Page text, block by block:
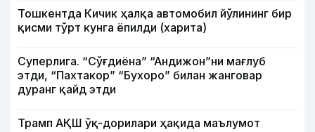
Тошкентда Кичик ҳалқа автомобил йўлининг бир
қисми тўрт кунга ёпилди (харита)
Суперлига. “Сўғдиёна” “Андижон”ни мағлуб
этди, “Пахтакор” “Бухоро” билан жанговар
дуранг қайд этди
Трамп АҚШ ўқ-дорилари ҳақида маълумот